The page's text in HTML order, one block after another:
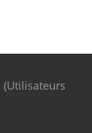
(Utilisateurs